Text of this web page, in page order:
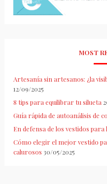
MOST
Artesanía sin artesanos: ¿la
12/09/2025
8 tips para equilibrar tu silueta
Guía rápida de autoanálisis de
En defensa de los vestidos para
Cómo elegir el mejor vestido
calurosos 30/05/2025